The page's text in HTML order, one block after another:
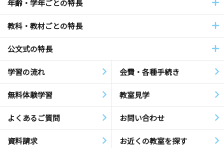
年齢・学年ごとの特長
教科・教材ごとの特長
公文式の特長
学習の流れ 会費・各種手続き
無料体験学習 教室見学
よくあるご質問 お問い合わせ
資料請求 お近くの教室を探す